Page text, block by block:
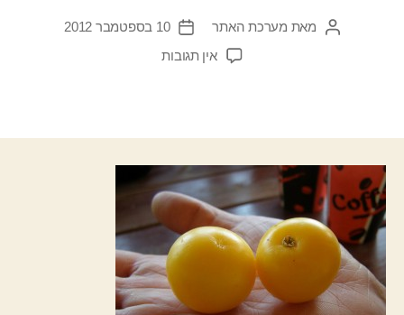
המחבר
מאת מערכת האתר
תאריך
10 בספטמבר 2012
אין תגובותעל